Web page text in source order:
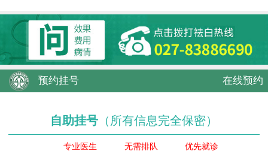
预约挂号 在线预约
自助挂号 （所有信息完全保密）
专业医生 无需排队 优先就诊